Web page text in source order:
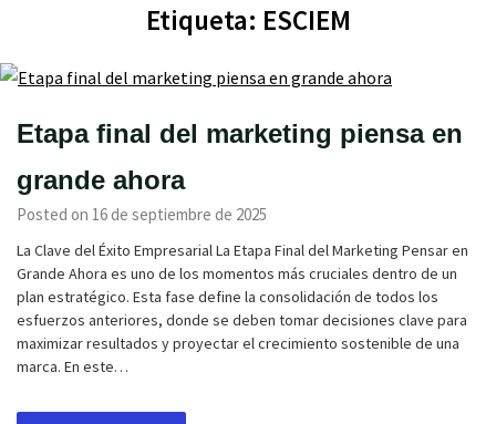
Etiqueta: ESCIEM
Etapa final del marketing piensa en
grande ahora
Posted on 16 de septiembre de 2025
La Clave del Éxito Empresarial La Etapa Final del Marketing Pensar en
Grande Ahora es uno de los momentos más cruciales dentro de un
plan estratégico. Esta fase define la consolidación de todos los
esfuerzos anteriores, donde se deben tomar decisiones clave para
maximizar resultados y proyectar el crecimiento sostenible de una
marca. En este…